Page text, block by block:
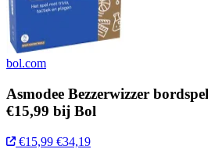
bol.com
Asmodee Bezzerwizzer
€15,99 bij Bol
€15,99 €34,19